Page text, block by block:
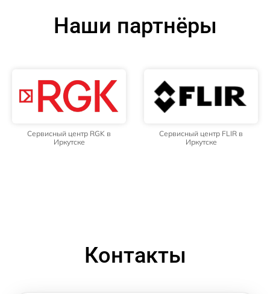
Наши партнёры
Сервисный центр RGK в
Иркутске
Сервисный центр FLIR в
Иркутске
Контакты